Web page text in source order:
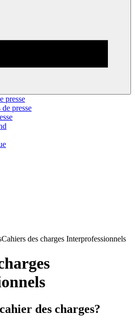
presse
presse
Cahiers des charges Interprofessionnels
des charges?